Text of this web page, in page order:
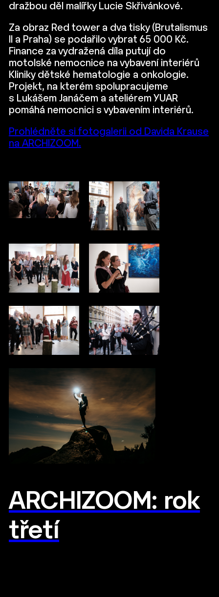
dražbou děl malířky Lucie Skřivánkové.
Za obraz Red tower a dva tisky (Brutalismus
II a Praha) se podařilo vybrat 65 000 Kč.
Finance za vydražená díla putují do
motolské nemocnice na vybavení interiérů
Kliniky dětské hematologie a onkologie.
Projekt, na kterém spolupracujeme
s Lukášem Janáčem a ateliérem YUAR
pomáhá nemocnici s vybavením interiérů.
Prohlédněte si fotogalerii od Davida Krause
na ARCHIZOOM.
ARCHIZOOM: rok
třetí